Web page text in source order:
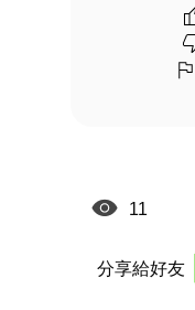
11
分享給好友